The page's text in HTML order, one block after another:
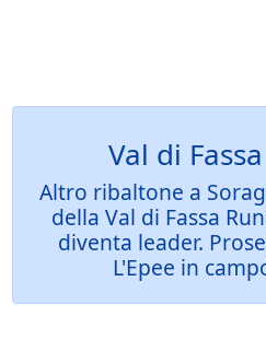
Val di
Altro ribaltone a
della Val di Fassa
diventa leader.
L'Epee in